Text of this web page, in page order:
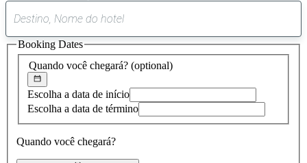
sugestão
encontrada
Quando você chegará? (optional)
Escolha a data de início
Escolha a data de término
Quando você chegará?
Booking Dates